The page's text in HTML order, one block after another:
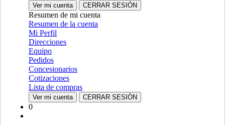
Ver mi cuenta CERRAR SESIÓN
Resumen de mi cuenta
Resumen de la cuenta
Mi Perfil
Direcciones
Equipo
Pedidos
Concesionarios
Cotizaciones
Lista de compras
Ver mi cuenta CERRAR SESIÓN
0
Mezcladores Amoladora Mezcladores Amoladora
Cargadores Cargadores
Manipuladores Telescopicos
Minicargadoras
Orugas Cargadoras Compactas
Compactas
Retrocargadoras
Esparcidores De Abono
Especializado Especializado
MANIPULACIÓN DE MATERIALESMOSTRAR TODO